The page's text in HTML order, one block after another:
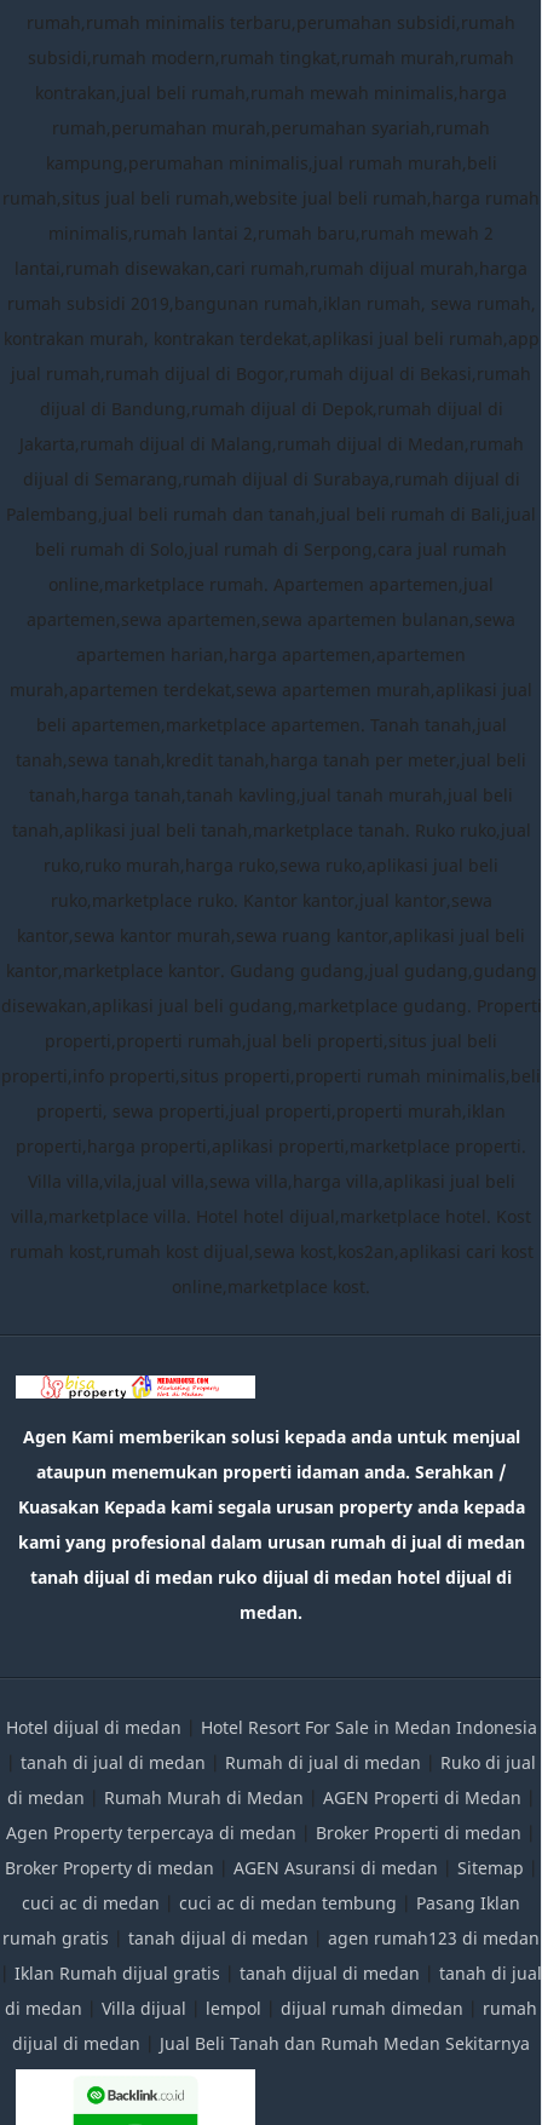
rumah,rumah minimalis terbaru,perumahan subsidi,rumah
subsidi,rumah modern,rumah tingkat,rumah murah,rumah
kontrakan,jual beli rumah,rumah mewah minimalis,harga
rumah,perumahan murah,perumahan syariah,rumah
kampung,perumahan minimalis,jual rumah murah,beli
rumah,situs jual beli rumah,website jual beli rumah,harga rumah
minimalis,rumah lantai 2,rumah baru,rumah mewah 2
lantai,rumah disewakan,cari rumah,rumah dijual murah,harga
rumah subsidi 2019,bangunan rumah,iklan rumah, sewa rumah,
kontrakan murah, kontrakan terdekat,aplikasi jual beli rumah,app
jual rumah,rumah dijual di Bogor,rumah dijual di Bekasi,rumah
dijual di Bandung,rumah dijual di Depok,rumah dijual di
Jakarta,rumah dijual di Malang,rumah dijual di Medan,rumah
dijual di Semarang,rumah dijual di Surabaya,rumah dijual di
Palembang,jual beli rumah dan tanah,jual beli rumah di Bali,jual
beli rumah di Solo,jual rumah di Serpong,cara jual rumah
online,marketplace rumah. Apartemen apartemen,jual
apartemen,sewa apartemen,sewa apartemen bulanan,sewa
apartemen harian,harga apartemen,apartemen
murah,apartemen terdekat,sewa apartemen murah,aplikasi jual
beli apartemen,marketplace apartemen. Tanah tanah,jual
tanah,sewa tanah,kredit tanah,harga tanah per meter,jual beli
tanah,harga tanah,tanah kavling,jual tanah murah,jual beli
tanah,aplikasi jual beli tanah,marketplace tanah. Ruko ruko,jual
ruko,ruko murah,harga ruko,sewa ruko,aplikasi jual beli
ruko,marketplace ruko. Kantor kantor,jual kantor,sewa
kantor,sewa kantor murah,sewa ruang kantor,aplikasi jual beli
kantor,marketplace kantor. Gudang gudang,jual gudang,gudang
disewakan,aplikasi jual beli gudang,marketplace gudang. Properti
properti,properti rumah,jual beli properti,situs jual beli
properti,info properti,situs properti,properti rumah minimalis,beli
properti, sewa properti,jual properti,properti murah,iklan
properti,harga properti,aplikasi properti,marketplace properti.
Villa villa,vila,jual villa,sewa villa,harga villa,aplikasi jual beli
villa,marketplace villa. Hotel hotel dijual,marketplace hotel. Kost
rumah kost,rumah kost dijual,sewa kost,kos2an,aplikasi cari kost
online,marketplace kost.
Agen Kami memberikan solusi kepada anda untuk menjual
ataupun menemukan properti idaman anda. Serahkan /
Kuasakan Kepada kami segala urusan property anda kepada
kami yang profesional dalam urusan rumah di jual di medan
tanah dijual di medan ruko dijual di medan hotel dijual di
medan.
Hotel dijual di medan | Hotel Resort For Sale in Medan Indonesia
| tanah di jual di medan | Rumah di jual di medan | Ruko di jual
di medan | Rumah Murah di Medan | AGEN Properti di Medan |
Agen Property terpercaya di medan | Broker Properti di medan |
Broker Property di medan | AGEN Asuransi di medan | Sitemap |
cuci ac di medan | cuci ac di medan tembung | Pasang Iklan
rumah gratis | tanah dijual di medan | agen rumah123 di medan
| Iklan Rumah dijual gratis | tanah dijual di medan | tanah di jual
di medan | Villa dijual | lempol | dijual rumah dimedan | rumah
dijual di medan | Jual Beli Tanah dan Rumah Medan Sekitarnya